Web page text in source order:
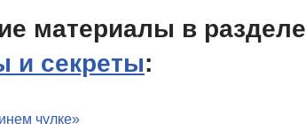
материалы в разделе
и секреты:
чулке»